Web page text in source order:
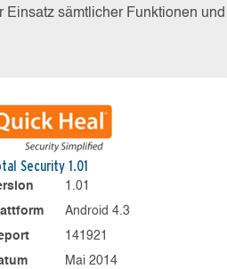
sämtlicher Funktionen und
Security 1.01
1.01
Android 4.3
141921
Mai 2014